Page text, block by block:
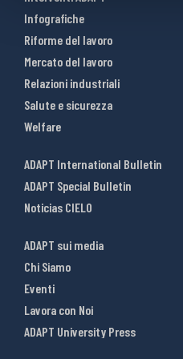
Infografiche
Riforme del lavoro
Mercato del lavoro
Relazioni industriali
Salute e sicurezza
Welfare
ADAPT International Bulletin
ADAPT Special Bulletin
Noticias CIELO
ADAPT sui media
Chi Siamo
Eventi
Lavora con Noi
ADAPT University Press